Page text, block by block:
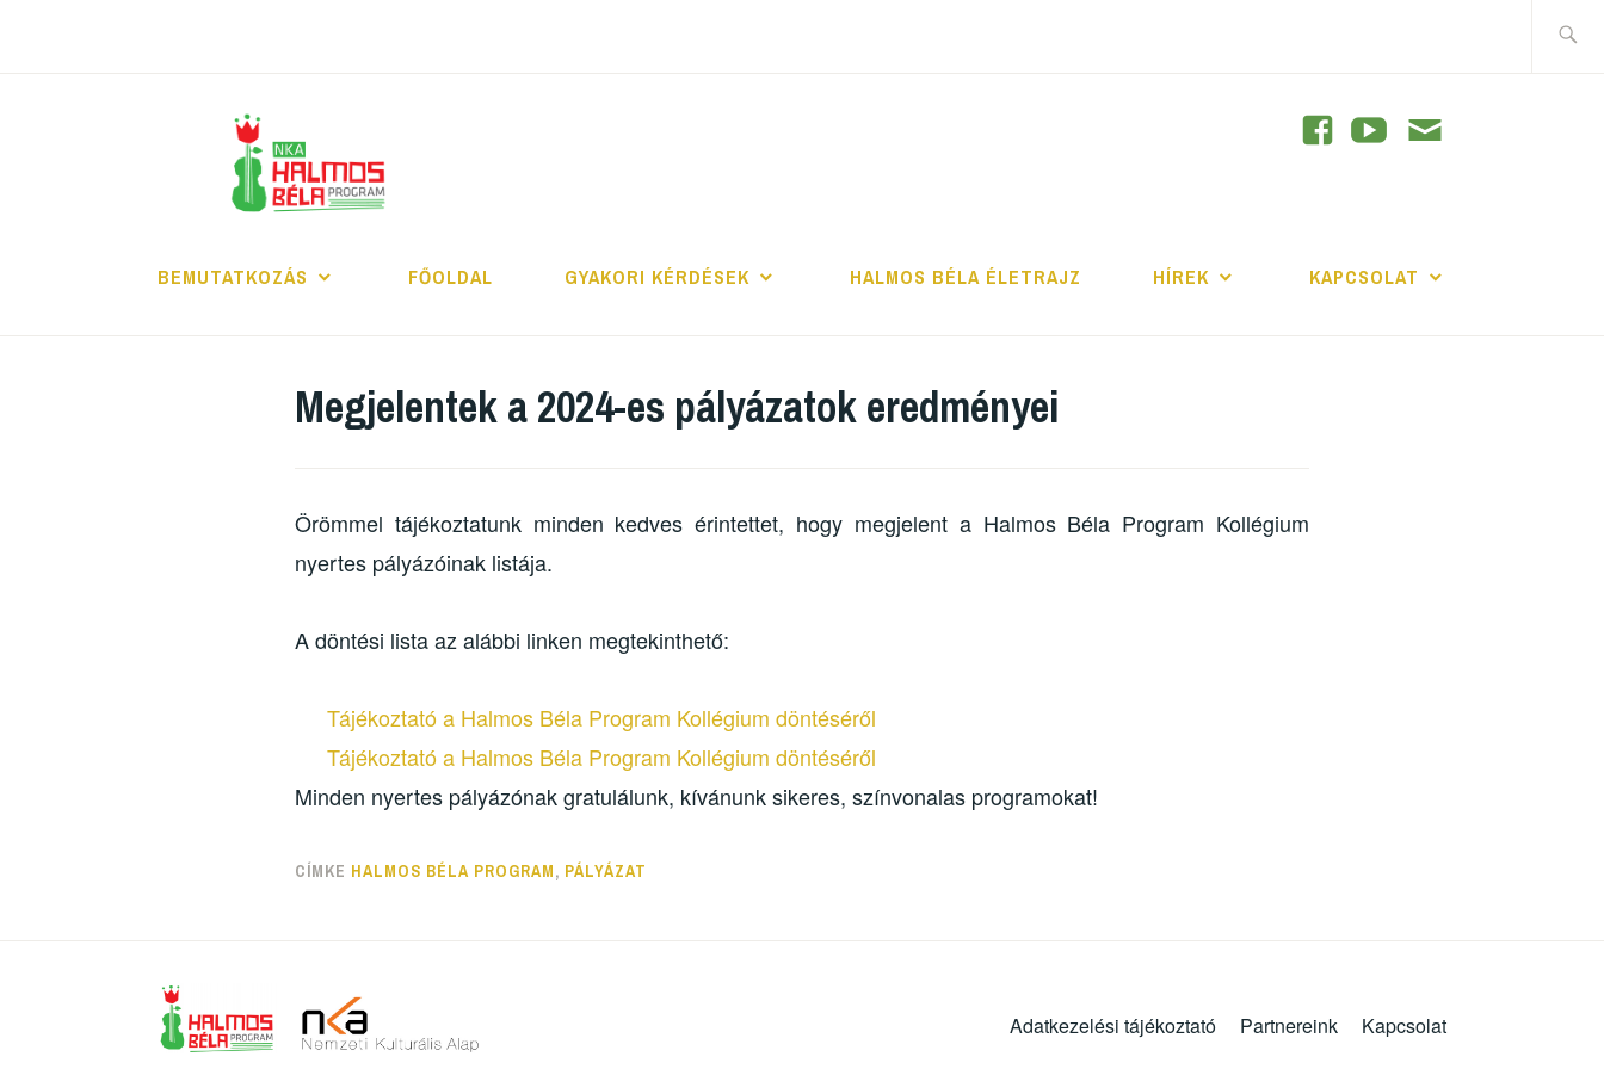
BEMUTATKOZÁS FŐOLDAL GYAKORI KÉRDÉSEK HALMOS BÉLA ÉLETRAJZ HÍREK KAPCSOLAT
Megjelentek a 2024-es pályázatok eredményei
Örömmel tájékoztatunk minden kedves érintettet, hogy megjelent a Halmos Béla Program Kollégium
nyertes pályázóinak listája.
A döntési lista az alábbi linken megtekinthető:
Tájékoztató a Halmos Béla Program Kollégium döntéséről
Tájékoztató a Halmos Béla Program Kollégium döntéséről
Minden nyertes pályázónak gratulálunk, kívánunk sikeres, színvonalas programokat!
CÍMKE HALMOS BÉLA PROGRAM, PÁLYÁZAT
Adatkezelési tájékoztató Partnereink Kapcsolat